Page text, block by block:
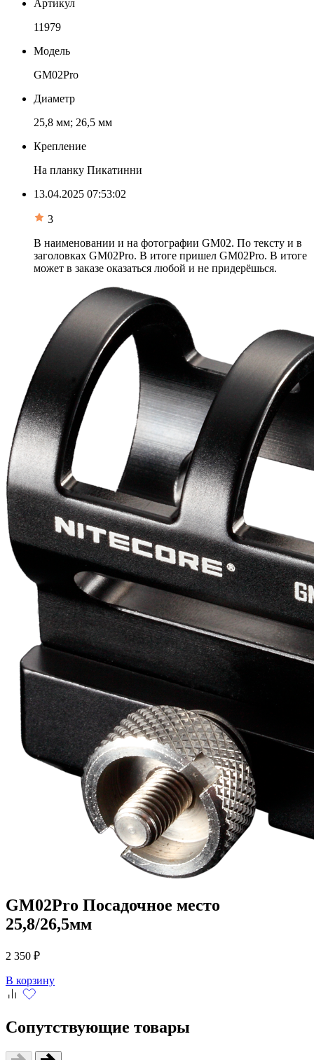
Артикул
11979
Модель
GM02Pro
Диаметр
25,8 мм; 26,5 мм
Крепление
На планку Пикатинни
13.04.2025 07:53:02
3
В наименовании и на фотографии GM02. По тексту и в
заголовках GM02Pro. В итоге пришел GM02Pro. В итоге
может в заказе оказаться любой и не придерёшься.
GM02Pro Посадочное место
25,8/26,5мм
2 350 ₽
В корзину
Сопутствующие товары